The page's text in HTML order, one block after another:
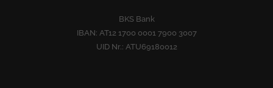
BKS Bank
IBAN: AT12 1700 0001 7900 3007
UID Nr.: ATU69180012